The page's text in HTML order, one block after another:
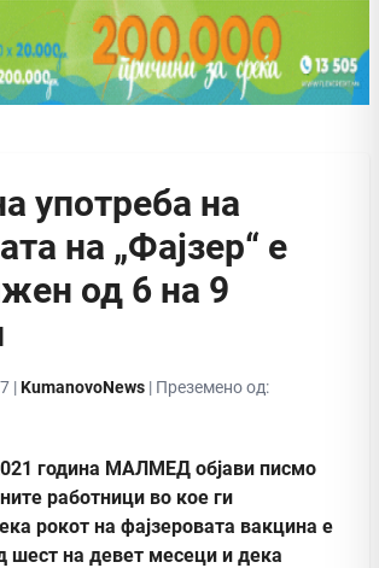
употреба на
на „Фајзер“ е
од 6 на 9
|KumanovoNews | Преземено од:
година МАЛМЕД објави писмо
работници во кое ги
рокот на фајзеровата вакцина е
шест на девет месеци и дека